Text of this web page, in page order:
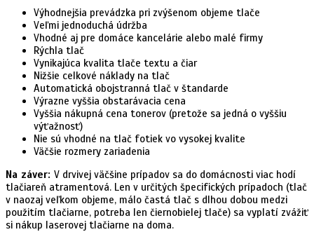
Výhodnejšia prevádzka pri zvýšenom objeme tlače
Veľmi jednoduchá údržba
Vhodné aj pre domáce kancelárie alebo malé firmy
Rýchla tlač
Vynikajúca kvalita tlače textu a čiar
Nižšie celkové náklady na tlač
Automatická obojstranná tlač v štandarde
Výrazne vyššia obstarávacia cena
Vyššia nákupná cena tonerov (pretože sa jedná o vyššiu
výťažnosť)
Nie sú vhodné na tlač fotiek vo vysokej kvalite
Väčšie rozmery zariadenia
Na záver: V drvivej väčšine prípadov sa do domácnosti viac hodí
tlačiareň atramentová. Len v určitých špecifických prípadoch (tlač
v naozaj veľkom objeme, málo častá tlač s dlhou dobou medzi
použitím tlačiarne, potreba len čiernobielej tlače) sa vyplatí zvážiť
si nákup laserovej tlačiarne na doma.